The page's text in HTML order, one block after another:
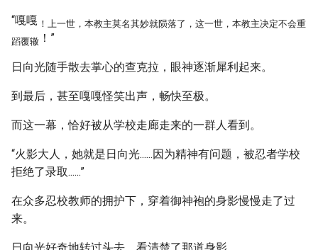
“嘎嘎 ！上一世，本教主莫名其妙就陨落了，这一世，本教主决定不会重
蹈覆辙 ！”
日向光随手散去掌心的查克拉，眼神逐渐犀利起来。
到最后，甚至嘎嘎怪笑出声，畅快至极。
而这一幕，恰好被从学校走廊走来的一群人看到。
“火影大人，她就是日向光......因为精神有问题，被忍者学校
拒绝了录取......”
在众多忍校教师的拥护下，穿着御神袍的身影慢慢走了过
来。